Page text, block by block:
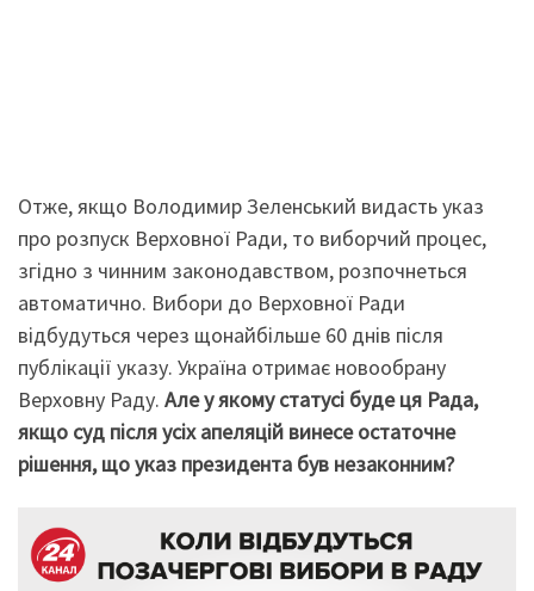
Отже, якщо Володимир Зеленський видасть указ
про розпуск Верховної Ради, то виборчий процес,
згідно з чинним законодавством, розпочнеться
автоматично. Вибори до Верховної Ради
відбудуться через щонайбільше 60 днів після
публікації указу. Україна отримає новообрану
Верховну Раду. Але у якому статусі буде ця Рада,
якщо суд після усіх апеляцій винесе остаточне
рішення, що указ президента був незаконним?